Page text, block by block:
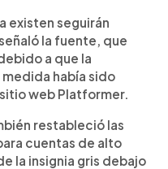
existen seguirán
la fuente, que
a que la
había sido
web Platformer.
restableció las
cuentas de alto
la insignia gris debajo